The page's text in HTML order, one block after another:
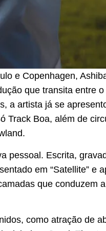
e Copenhagen,
que transita entre
a artista já se
Track Boa, além de
pessoal. Escrita,
em “Satellite” e
que conduzem
como atração de